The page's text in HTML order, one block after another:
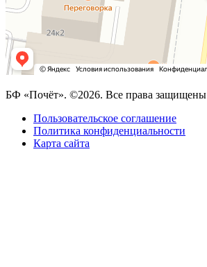
БФ «Почёт». ©2026. Все права защищены
Пользовательское соглашение
Политика конфиденциальности
Карта сайта